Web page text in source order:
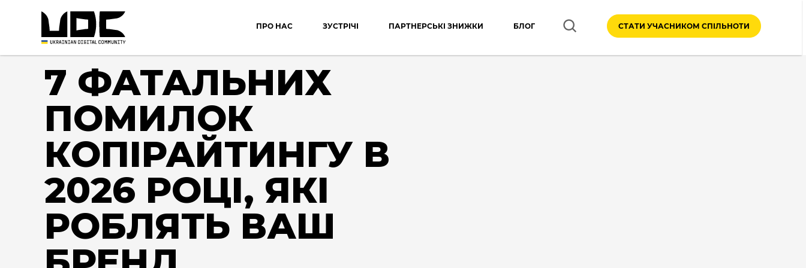
ПРО НАС ЗУСТРІЧІ ПАРТНЕРСЬКІ ЗНИЖКИ БЛОГ СТАТИ УЧАСНИКОМ СПІЛЬНОТИ
7 ФАТАЛЬНИХ
ПОМИЛОК
КОПІРАЙТИНГУ В
2026 РОЦІ, ЯКІ
РОБЛЯТЬ ВАШ